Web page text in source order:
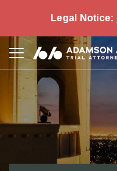
Legal Notice: